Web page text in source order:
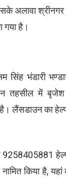
अलावा श्रीनगर
गया है।
भंडारी
तहसील में बृजेश
है। लैंसडाउन का
किया है,